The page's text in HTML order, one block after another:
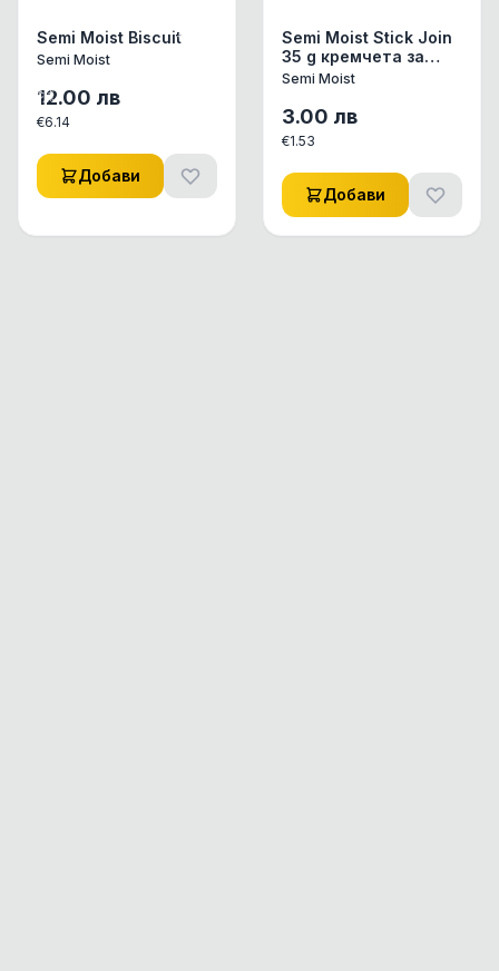
Semi Moist Biscuit
Semi Moist
12.00 лв
€6.14
Добави
Semi Moist Stick Join
35 g кремчета за
котки
Semi Moist
3.00 лв
€1.53
Добави